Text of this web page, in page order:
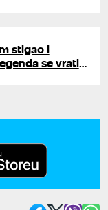
stigao i
se vratila